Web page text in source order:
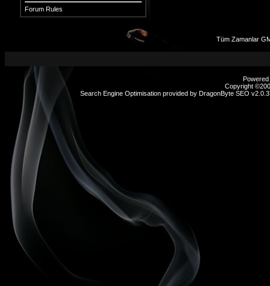
Forum Rules
Tüm Zamanlar
Copyright
Search Engine Optimisation provided by DragonByte SEO
hikayeleri